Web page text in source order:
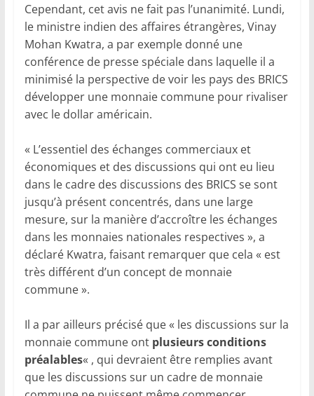
Cependant, cet avis ne fait pas l’unanimité. Lundi,
le ministre indien des affaires étrangères, Vinay
Mohan Kwatra, a par exemple donné une
conférence de presse spéciale dans laquelle il a
minimisé la perspective de voir les pays des BRICS
développer une monnaie commune pour rivaliser
avec le dollar américain.
« L’essentiel des échanges commerciaux et
économiques et des discussions qui ont eu lieu
dans le cadre des discussions des BRICS se sont
jusqu’à présent concentrés, dans une large
mesure, sur la manière d’accroître les échanges
dans les monnaies nationales respectives », a
déclaré Kwatra, faisant remarquer que cela « est
très différent d’un concept de monnaie
commune ».
Il a par ailleurs précisé que « les discussions sur la
monnaie commune ont plusieurs conditions
préalables« , qui devraient être remplies avant
que les discussions sur un cadre de monnaie